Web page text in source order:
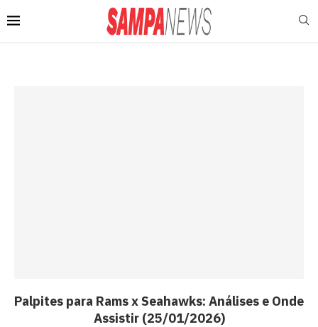
Palpites para Rams x Seahawks: Análises e Onde
Assistir (25/01/2026)